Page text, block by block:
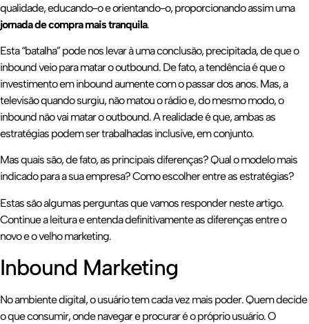
qualidade, educando-o e orientando-o, proporcionando assim uma
jornada de compra mais tranquila.
Esta “batalha” pode nos levar à uma conclusão, precipitada, de que o
inbound veio para matar o outbound. De fato, a tendência é que o
investimento em inbound aumente com o passar dos anos. Mas, a
televisão quando surgiu, não matou o rádio e, do mesmo modo, o
inbound não vai matar o outbound. A realidade é que, ambas as
estratégias podem ser trabalhadas inclusive, em conjunto.
Mas quais são, de fato, as principais diferenças? Qual o modelo mais
indicado para a sua empresa? Como escolher entre as estratégias?
Estas são algumas perguntas que vamos responder neste artigo.
Continue a leitura e entenda definitivamente as diferenças entre o
novo e o velho marketing.
Inbound Marketing
No ambiente digital, o usuário tem cada vez mais poder. Quem decide
o que consumir, onde navegar e procurar é o próprio usuário. O